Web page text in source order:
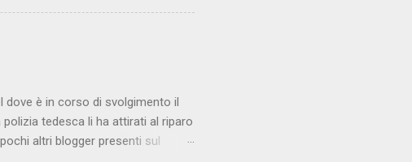
mettere la faccia su quelle misure
da sborsare per le banche allo
mentre fa la spesa come
dove è in corso di svolgimento il
tedesca li ha attirati al riparo
altri blogger presenti sul